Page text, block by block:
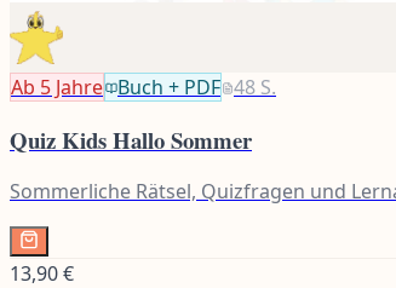
Ab 5 Jahre Buch + PDF 48 S.
Quiz Kids Hallo Sommer
Sommerliche Rätsel, Quizfragen und
13,90 €